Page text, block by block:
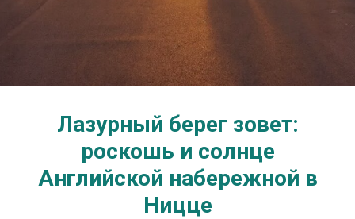
Лазурный берег зовет:
роскошь и солнце
Английской набережной в
Ницце